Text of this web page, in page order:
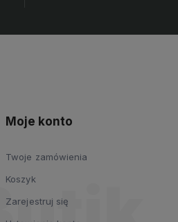
Moje konto
Twoje zamówienia
Koszyk
Zarejestruj się